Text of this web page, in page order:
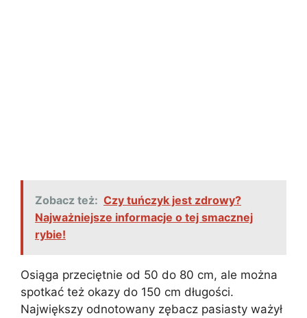
Zobacz też: Czy tuńczyk jest zdrowy?
Najważniejsze informacje o tej smacznej
rybie!
Osiąga przeciętnie od 50 do 80 cm, ale można
spotkać też okazy do 150 cm długości.
Największy odnotowany zębacz pasiasty ważył